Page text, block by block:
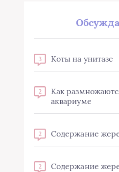
3 Коты на унитазе
2
Как
аквариуме
2 Содержание
2 Содержание